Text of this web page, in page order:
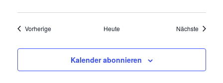
VorherigeVeranstaltungen Heute Nächste
Kalender abonnieren